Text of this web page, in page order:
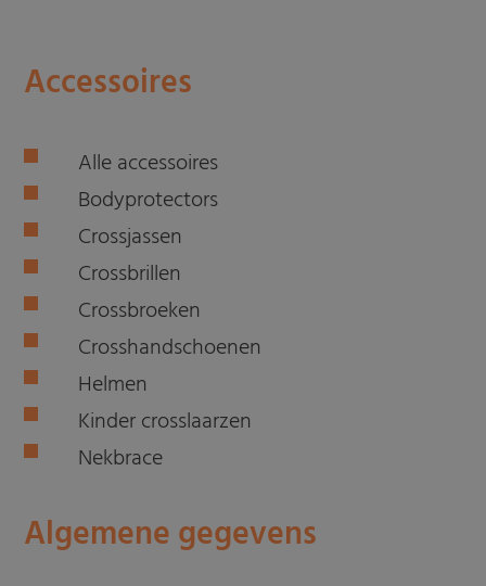
Accessoires
Alle accessoires
Bodyprotectors
Crossjassen
Crossbrillen
Crossbroeken
Crosshandschoenen
Helmen
Kinder crosslaarzen
Nekbrace
Algemene gegevens